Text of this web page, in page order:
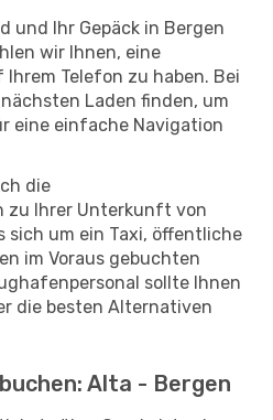
und Ihr Gepäck in Bergen
wir Ihnen, eine
Telefon zu haben. Bei
Laden finden, um
eine einfache Navigation
die
zu Ihrer Unterkunft von
sich um ein Taxi, öffentliche
im Voraus gebuchten
sollte Ihnen
die besten Alternativen
Alta - Bergen